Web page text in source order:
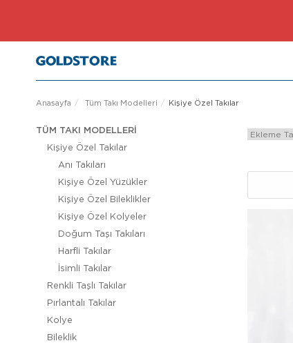
Anasayfa Tüm Takı Modelleri Kişiye Özel Takılar
TÜM TAKI MODELLERI
Kişiye Özel Takılar
Anı Takıları
Kişiye Özel Yüzükler
Kişiye Özel Bileklikler
Kişiye Özel Kolyeler
Doğum Taşı Takıları
Harfli Takılar
İsimli Takılar
Renkli Taşlı Takılar
Pırlantalı Takılar
Kolye
Bileklik